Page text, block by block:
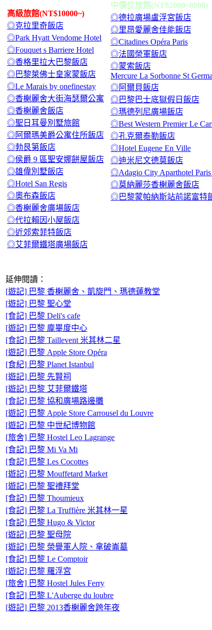
高級旅館(NT$10000~)
◎克拉里奇飯店
◎Park Hyatt Vendome Hotel
◎Fouquet s Barriere Hotel
◎香格里拉大巴黎飯店
◎巴黎萊佛士皇家蒙飯店
◎Le Marais by onefinestay
◎香榭麗舍大街海瑟爾公寓
◎香榭麗舍飯店
◎聖日耳曼別墅旅館
◎阿爾瑪美爵公寓住所飯店
◎勃艮第飯店
◎侯爵 9 區聖安娜餅屋飯店
◎雄偉別墅飯店
◎Hotel San Regis
◎奧布森飯店
◎香榭麗舍廣場飯店
◎代拉賴因小屋飯店
◎近郊索菲特飯店
◎艾菲爾鐵塔廣場飯店
中價位旅館(NT$2000~8000)
◎德拉廣場盧浮宮飯店
◎里昂愛麗舍佳能飯店
◎Citadines Opéra Paris
◎法國榮軍飯店
◎蒙索飯店
Mercure La Sorbonne St
◎阿爾貝飯店
◎巴黎巴士底獄假日飯店
◎瑪德列尼廣場飯店
◎Best Western Premier Le
◎孔克爾泰勒飯店
◎Hotel Eugene En Ville
◎迪米尼文德莫飯店
◎Adagio City Aparthotel
◎莫納麗莎香榭麗舍飯店
◎巴黎蒙帕納斯站前諾富特
延伸閱讀：
[遊記] 巴黎 香榭麗舍、凱旋門、瑪德蓮教堂
[遊記] 巴黎 聖心堂
[食記] 巴黎 Deli's cafe
[遊記] 巴黎 龐畢度中心
[食記] 巴黎 Taillevent 米其林二星
[遊記] 巴黎 Apple Store Opéra
[食紀] 巴黎 Planet Istanbul
[遊記] 巴黎 先賢祠
[遊記] 巴黎 艾菲爾鐵塔
[食記] 巴黎 協和廣場路邊攤
[遊記] 巴黎 Apple Store Carrousel du Louvre
[遊記] 巴黎 中世紀博物館
[旅舍] 巴黎 Hostel Leo Lagrange
[食記] 巴黎 Mi Va Mi
[食記] 巴黎 Les Cocottes
[遊記] 巴黎 Mouffetard Market
[遊記] 巴黎 聖禮拜堂
[食記] 巴黎 Thoumieux
[食記] 巴黎 La Truffière 米其林一星
[食記] 巴黎 Hugo & Victor
[遊記] 巴黎 聖母院
[遊記] 巴黎 榮譽軍人院、拿破崙墓
[食記] 巴黎 Le Comptoir
[遊記] 巴黎 羅浮宮
[旅舍] 巴黎 Hostel Jules Ferry
[食記] 巴黎 L'Auberge du loubre
[遊記] 巴黎 2013香榭麗舍跨年夜